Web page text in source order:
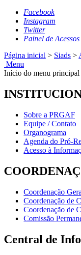
Facebook
Instagram
Twitter
Painel de Acessos
Página inicial > Siads >
Menu
Início do menu principal
Sobre a PRGAF
Equipe / Contato
Organograma
Agenda do Pró-
Acesso à
Coordenação
Coordenação de
Coordenação de
Comissão
Central de